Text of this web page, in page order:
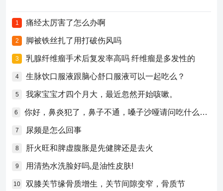
1 痛经太厉害了怎么办啊
2 脚被铁丝扎了用打破伤风吗
3 乳腺纤维瘤手术后复发率高吗 纤维瘤是多发性的
4 生脉饮口服液跟脑心舒口服液可以一起吃么？
5 我家宝宝才四个月大，最近忽然开始咳嗽。
6 你好，鼻炎犯了，鼻子不通，嗓子沙哑请问吃什么药比较好？
7 尿频是怎么回事
8 肝火旺和脾虚腹胀是先健脾还是去火
9 用清热水洗脸好吗,是油性皮肤!
10 双膝关节缘骨质增生，关节间隙变窄，骨质节